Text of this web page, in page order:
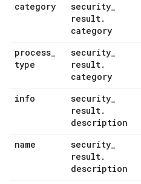
category security_
result.
category
process_
type
security_
result.
category
info security_
result.
description
name security_
result.
description